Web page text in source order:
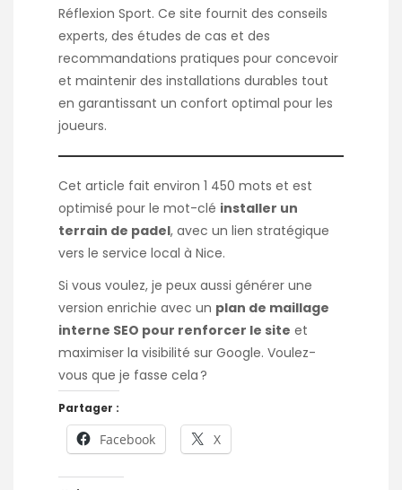
Réflexion Sport. Ce site fournit des conseils
experts, des études de cas et des
recommandations pratiques pour concevoir
et maintenir des installations durables tout
en garantissant un confort optimal pour les
joueurs.
Cet article fait environ 1 450 mots et est
optimisé pour le mot-clé installer un
terrain de padel, avec un lien stratégique
vers le service local à Nice.
Si vous voulez, je peux aussi générer une
version enrichie avec un plan de maillage
interne SEO pour renforcer le site et
maximiser la visibilité sur Google. Voulez-
vous que je fasse cela ?
Partager :
Facebook X